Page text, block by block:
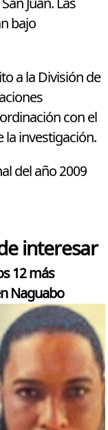
bajo
a la División de
con el
la investigación.
del año 2009
interesar
12 más
Naguabo